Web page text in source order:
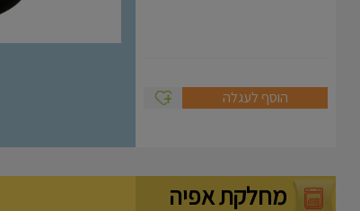
הוסף לעגלה
מחלקת אפיה